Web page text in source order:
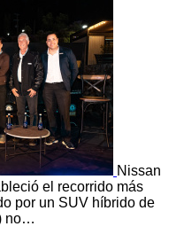
Nissan
el recorrido más
por un SUV híbrido de
no…